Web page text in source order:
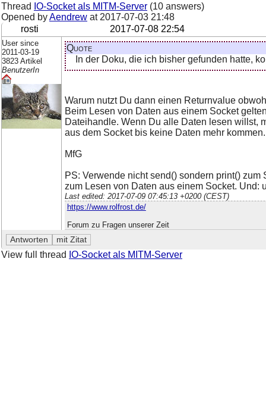
Thread IO-Socket als MITM-Server (10 answers)
Opened byAendrew at 2017-07-03 21:48
rosti
2017-07-08 22:54
User since
2011-03-19
3823 Artikel
BenutzerIn
Quote
In der Doku, die ich bisher gefunden hatte,
Warum nutzt Du dann einen Returnvalue
Beim Lesen von Daten aus einem Socket
Dateihandle. Wenn Du alle Daten lesen willst,
aus dem Socket bis keine Daten mehr kommen.
MfG
PS: Verwende nicht send() sondern print()
zum Lesen von Daten aus einem Socket. Und:
Last edited: 2017-07-09 07:45:13 +0200 (CEST)
https://www.rolfrost.de/
Forum zu Fragen unserer Zeit
View full thread IO-Socket als MITM-Server